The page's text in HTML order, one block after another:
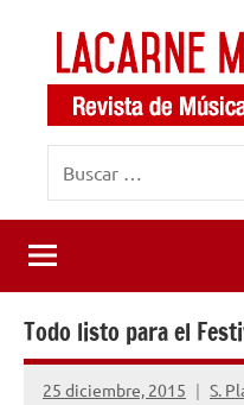
contenido
LaCarne
Magazine
de
música
internacional
Todo listo para el
25 diciembre, 2015 S.